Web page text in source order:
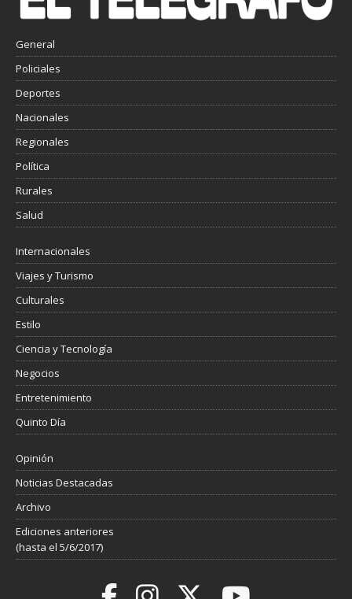
General
Policiales
Deportes
Nacionales
Regionales
Política
Rurales
Salud
Internacionales
Viajes y Turismo
Culturales
Estilo
Ciencia y Tecnología
Negocios
Entretenimiento
Quinto Día
Opinión
Noticias Destacadas
Archivo
Ediciones anteriores
(hasta el 5/6/2017)